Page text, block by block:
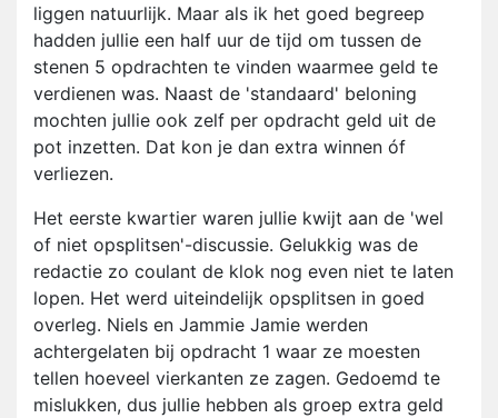
liggen natuurlijk. Maar als ik het goed begreep
hadden jullie een half uur de tijd om tussen de
stenen 5 opdrachten te vinden waarmee geld te
verdienen was. Naast de 'standaard' beloning
mochten jullie ook zelf per opdracht geld uit de
pot inzetten. Dat kon je dan extra winnen óf
verliezen.
Het eerste kwartier waren jullie kwijt aan de 'wel
of niet opsplitsen'-discussie. Gelukkig was de
redactie zo coulant de klok nog even niet te laten
lopen. Het werd uiteindelijk opsplitsen in goed
overleg. Niels en Jammie Jamie werden
achtergelaten bij opdracht 1 waar ze moesten
tellen hoeveel vierkanten ze zagen. Gedoemd te
mislukken, dus jullie hebben als groep extra geld